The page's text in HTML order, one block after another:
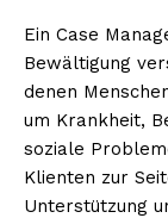
Ein Case
Bewältigung
denen
um Krankheit,
soziale
Klienten zur
Unterstützung